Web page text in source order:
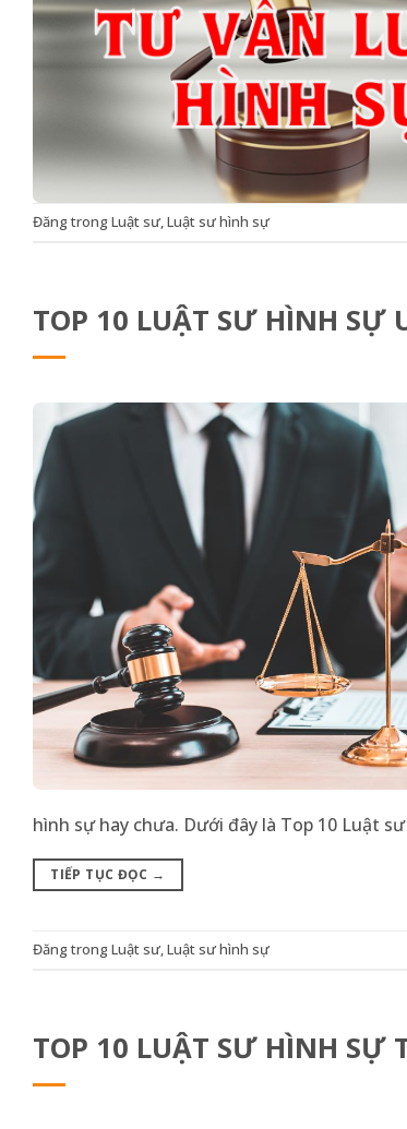
Đăng trongLuật sư,Luật sư hình sự
TOP 10 LUẬT SƯ HÌNH SỰ
hình sự hay chưa. Dưới đây là Top 10 Luật
TIẾP TỤC ĐỌC →
Đăng trongLuật sư,Luật sư hình sự
TOP 10 LUẬT SƯ HÌNH SỰ